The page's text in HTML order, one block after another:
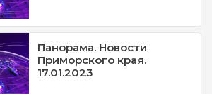
Панорама. Новости
Приморского края.
17.01.2023